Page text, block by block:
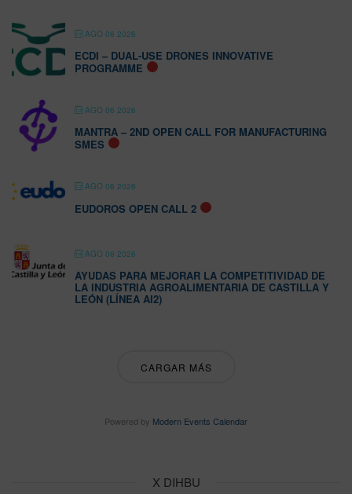
AGO 06 2026
ECDI – DUAL-USE DRONES INNOVATIVE
PROGRAMME
AGO 06 2026
MANTRA – 2ND OPEN CALL FOR MANUFACTURING
SMES
AGO 06 2026
EUDOROS OPEN CALL 2
AGO 06 2026
AYUDAS PARA MEJORAR LA COMPETITIVIDAD DE
LA INDUSTRIA AGROALIMENTARIA DE CASTILLA Y
LEÓN (LÍNEA AI2)
CARGAR MÁS
Powered by Modern Events Calendar
X DIHBU